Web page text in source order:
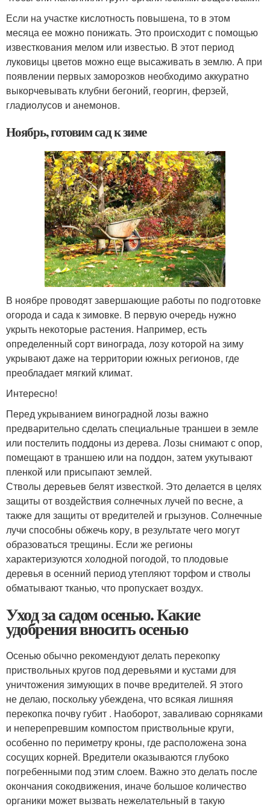
Если на участке кислотность повышена, то в этом
месяца ее можно понижать. Это происходит с помощью
известкования мелом или известью. В этот период
луковицы цветов можно еще высаживать в землю. А при
появлении первых заморозков необходимо аккуратно
выкорчевывать клубни бегоний, георгин, ферзей,
гладиолусов и анемонов.
Ноябрь, готовим сад к зиме
В ноябре проводят завершающие работы по подготовке
огорода и сада к зимовке. В первую очередь нужно
укрыть некоторые растения. Например, есть
определенный сорт винограда, лозу которой на зиму
укрывают даже на территории южных регионов, где
преобладает мягкий климат.
Интересно!
Перед укрыванием виноградной лозы важно
предварительно сделать специальные траншеи в земле
или постелить поддоны из дерева. Лозы снимают с опор,
помещают в траншею или на поддон, затем укутывают
пленкой или присыпают землей.
Стволы деревьев белят известкой. Это делается в целях
защиты от воздействия солнечных лучей по весне, а
также для защиты от вредителей и грызунов. Солнечные
лучи способны обжечь кору, в результате чего могут
образоваться трещины. Если же регионы
характеризуются холодной погодой, то плодовые
деревья в осенний период утепляют торфом и стволы
обматывают тканью, что пропускает воздух.
Уход за садом осенью. Какие
удобрения вносить осенью
Осенью обычно рекомендуют делать перекопку
приствольных кругов под деревьями и кустами для
уничтожения зимующих в почве вредителей. Я этого
не делаю, поскольку убеждена, что всякая лишняя
перекопка почву губит . Наоборот, заваливаю сорняками
и неперепревшим компостом приствольные круги,
особенно по периметру кроны, где расположена зона
сосущих корней. Вредители оказываются глубоко
погребенными под этим слоем. Важно это делать после
окончания сокодвижения, иначе большое количество
органики может вызвать нежелательный в такую